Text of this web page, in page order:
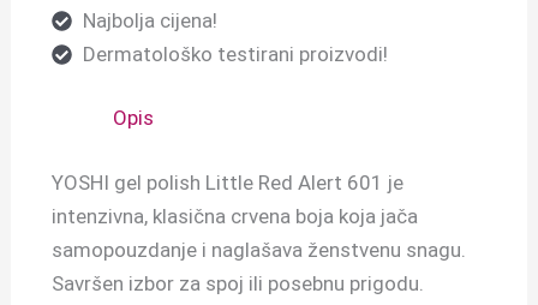
Najbolja cijena!
Dermatološko testirani proizvodi!
Opis
YOSHI gel polish Little Red Alert 601 je
intenzivna, klasična crvena boja koja jača
samopouzdanje i naglašava ženstvenu snagu.
Savršen izbor za spoj ili posebnu prigodu.